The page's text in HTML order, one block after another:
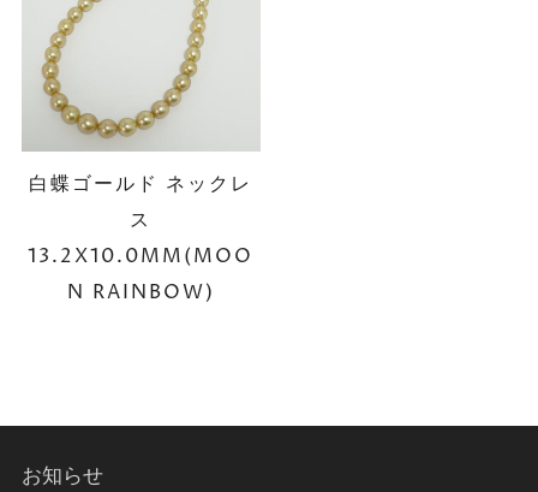
白蝶ゴールド ネックレ
ス
13.2X10.0MM(MOO
N RAINBOW)
お知らせ